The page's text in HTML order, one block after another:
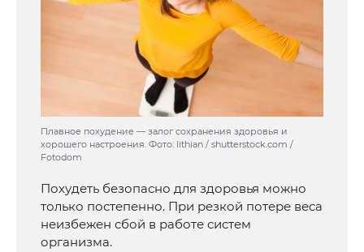
Плавное похудение — залог сохранения здоровья и
хорошего настроения. Фото: lithian / shutterstock.com /
Fotodom
Похудеть безопасно для здоровья можно
только постепенно. При резкой потере веса
неизбежен сбой в работе систем
организма.